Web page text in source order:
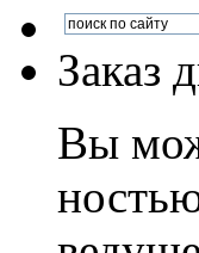
Заказ
Вы